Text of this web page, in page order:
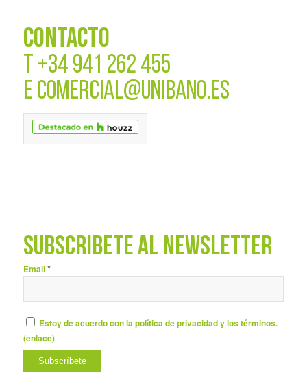
CONTACTO
T +34 941 262 455
E COMERCIAL@UNIBANO.ES
SUBSCRÍBETE AL NEWSLETTER
Email*
Estoy de acuerdo con la política de privacidad y los términos.
(enlace)